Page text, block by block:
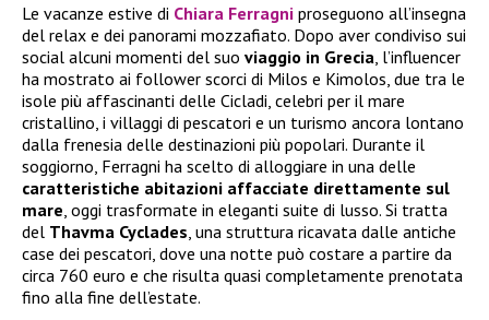
Le vacanze estive di Chiara Ferragni proseguono all’insegna
del relax e dei panorami mozzafiato. Dopo aver condiviso sui
social alcuni momenti del suo viaggio in Grecia , l’influencer
ha mostrato ai follower scorci di Milos e Kimolos, due tra le
isole più affascinanti delle Cicladi, celebri per il mare
cristallino, i villaggi di pescatori e un turismo ancora lontano
dalla frenesia delle destinazioni più popolari. Durante il
soggiorno, Ferragni ha scelto di alloggiare in una delle
caratteristiche abitazioni affacciate direttamente sul
mare , oggi trasformate in eleganti suite di lusso. Si tratta
del Thavma Cyclades , una struttura ricavata dalle antiche
case dei pescatori, dove una notte può costare a partire da
circa 760 euro e che risulta quasi completamente prenotata
fino alla fine dell’estate.